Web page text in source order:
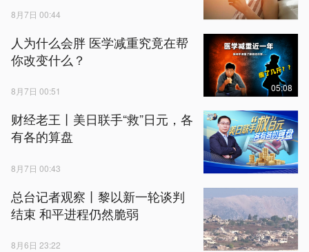
8月7日 00:44
人为什么会胖 医学减重究竟在帮
你改变什么？
8月7日 00:51 05:08
财经老王丨美日联手“救”日元，各
有各的算盘
8月7日 00:43
总台记者观察丨黎以新一轮谈判
结束 和平进程仍然脆弱
8月6日 23:22